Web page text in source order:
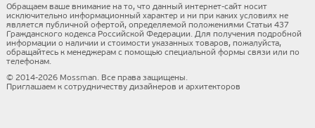
Обращаем ваше внимание на то, что данный интернет-сайт носит
исключительно информационный характер и ни при каких условиях не
является публичной офертой, определяемой положениями Статьи 437
Гражданского кодекса Российской Федерации. Для получения подробной
информации о наличии и стоимости указанных товаров, пожалуйста,
обращайтесь к менеджерам с помощью специальной формы связи или по
телефонам.
© 2014-2026 Mossman. Все права защищены.
Приглашаем к сотрудничеству дизайнеров и архитекторов